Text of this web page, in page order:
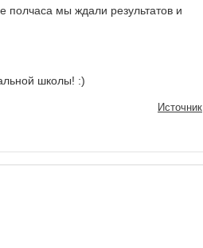
полчаса мы ждали результатов и
школы! :)
Источник